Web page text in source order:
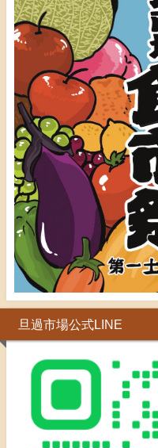
旦過市場公式LINE